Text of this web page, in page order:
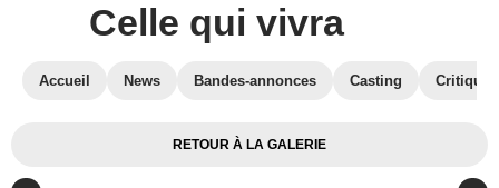
Celle qui vivra
Accueil News Bandes-annonces Casting
RETOUR À LA GALERIE